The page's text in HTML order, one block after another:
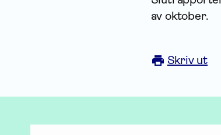
av oktober.
Skriv ut